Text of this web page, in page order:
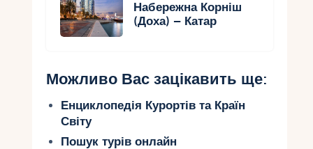
Набережна Корніш
(Доха) – Катар
Можливо Вас зацікавить ще:
Енциклопедія Курортів та Країн
Світу
Пошук турів онлайн